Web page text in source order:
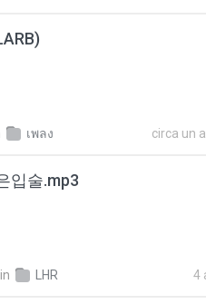
เพลง circa un
입술.mp3
in LHR 4